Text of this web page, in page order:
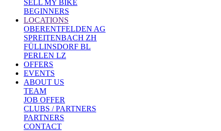
SELL MY BIKE
BEGINNERS
LOCATIONS
OBERENTFELDEN AG
SPREITENBACH ZH
FÜLLINSDORF BL
PERLEN LZ
OFFERS
EVENTS
ABOUT US
TEAM
JOB OFFER
CLUBS / PARTNERS
PARTNERS
CONTACT